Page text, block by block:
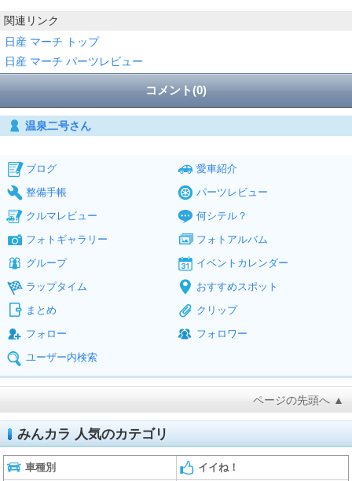
関連リンク
日産 マーチ トップ
日産 マーチ パーツレビュー
コメント(0)
温泉二号さん
ブログ
愛車紹介
整備手帳
パーツレビュー
クルマレビュー
何シテル？
フォトギャラリー
フォトアルバム
グループ
イベントカレンダー
ラップタイム
おすすめスポット
まとめ
クリップ
フォロー
フォロワー
ユーザー内検索
ページの先頭へ ▲
みんカラ 人気のカテゴリ
車種別 イイね！